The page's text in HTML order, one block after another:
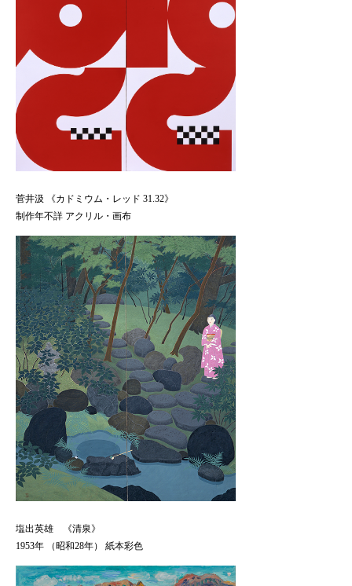
菅井汲 《カドミウム・レッド 31.32》
制作年不詳 アクリル・画布
塩出英雄 《清泉》
1953年 （昭和28年） 紙本彩色